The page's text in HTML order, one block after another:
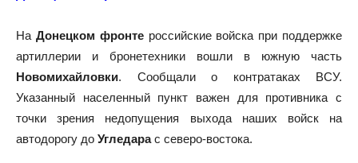
На Донецком фронтероссийские войска при поддержке
артиллерии и бронетехники вошли в южную часть
Новомихайловки. Сообщали о контратаках ВСУ.
Указанный населенный пункт важен для противника с
точки зрения недопущения выхода наших войск на
автодорогу до Угледарас северо-востока.